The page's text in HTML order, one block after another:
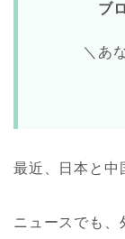
ブ
＼あ
最近、日本と中
ニュースでも、